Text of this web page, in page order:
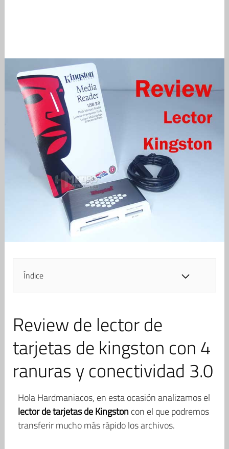
Índice
Review de lector de
tarjetas de kingston con 4
ranuras y conectividad 3.0
Hola Hardmaniacos, en esta ocasión analizamos el
lector de tarjetas de Kingstoncon el que podremos
transferir mucho más rápido los archivos.